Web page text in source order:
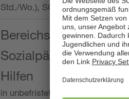
Std./Wo.), SOS-Kinderdorf
Bereichsleitung mit
Sozialpädagogin (m/
Hilfen
in unbefristeter Anstellung,